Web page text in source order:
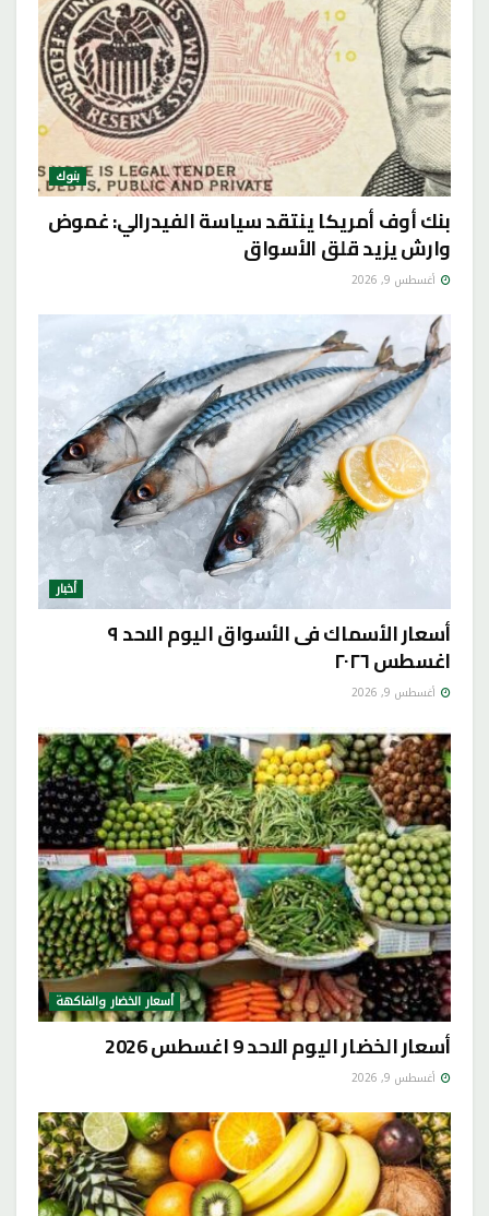
بنوك
بنك أوف أمريكا ينتقد سياسة الفيدرالي: غموض
وارش يزيد قلق الأسواق
أغسطس 9, 2026
أخبار
أسعار الأسماك فى الأسواق اليوم الاحد ٩
اغسطس ٢٠٢٦
أغسطس 9, 2026
أسعار الخضار والفاكهة
أسعار الخضار اليوم الاحد 9 اغسطس 2026
أغسطس 9, 2026